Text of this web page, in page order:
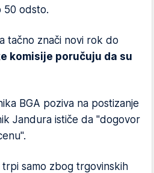
50 odsto.
tačno znači novi rok do
komisije poručuju da su
BGA poziva na postizanje
Jandura ističe da "dogovor
samo zbog trgovinskih